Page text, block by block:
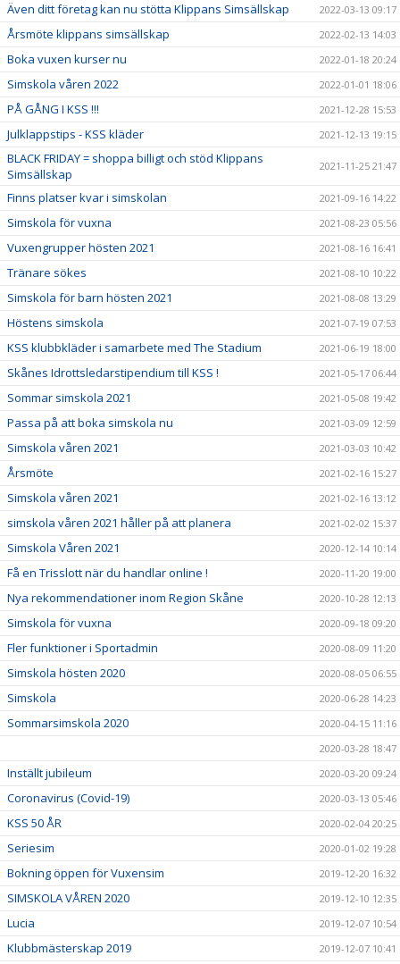
Även ditt företag kan nu stötta Klippans Simsällskap 2022-03-13 09:17
Årsmöte klippans simsällskap 2022-02-13 14:03
Boka vuxen kurser nu 2022-01-18 20:24
Simskola våren 2022 2022-01-01 18:06
PÅ GÅNG I KSS !!! 2021-12-28 15:53
Julklappstips - KSS kläder 2021-12-13 19:15
BLACK FRIDAY = shoppa billigt och stöd Klippans
Simsällskap
2021-11-25 21:47
Finns platser kvar i simskolan 2021-09-16 14:22
Simskola för vuxna 2021-08-23 05:56
Vuxengrupper hösten 2021 2021-08-16 16:41
Tränare sökes 2021-08-10 10:22
Simskola för barn hösten 2021 2021-08-08 13:29
Höstens simskola 2021-07-19 07:53
KSS klubbkläder i samarbete med The Stadium 2021-06-19 18:00
Skånes Idrottsledarstipendium till KSS ! 2021-05-17 06:44
Sommar simskola 2021 2021-05-08 19:42
Passa på att boka simskola nu 2021-03-09 12:59
Simskola våren 2021 2021-03-03 10:42
Årsmöte 2021-02-16 15:27
Simskola våren 2021 2021-02-16 13:12
simskola våren 2021 håller på att planera 2021-02-02 15:37
Simskola Våren 2021 2020-12-14 10:14
Få en Trisslott när du handlar online ! 2020-11-20 19:00
Nya rekommendationer inom Region Skåne 2020-10-28 12:13
Simskola för vuxna 2020-09-18 09:20
Fler funktioner i Sportadmin 2020-08-09 11:20
Simskola hösten 2020 2020-08-05 06:55
Simskola 2020-06-28 14:23
Sommarsimskola 2020
2020-04-15 11:16
2020-03-28 18:47
Inställt jubileum 2020-03-20 09:24
Coronavirus (Covid-19) 2020-03-13 05:46
KSS 50 ÅR 2020-02-04 20:25
Seriesim 2020-01-02 19:28
Bokning öppen för Vuxensim 2019-12-20 16:32
SIMSKOLA VÅREN 2020 2019-12-10 12:35
Lucia 2019-12-07 10:54
Klubbmästerskap 2019 2019-12-07 10:41